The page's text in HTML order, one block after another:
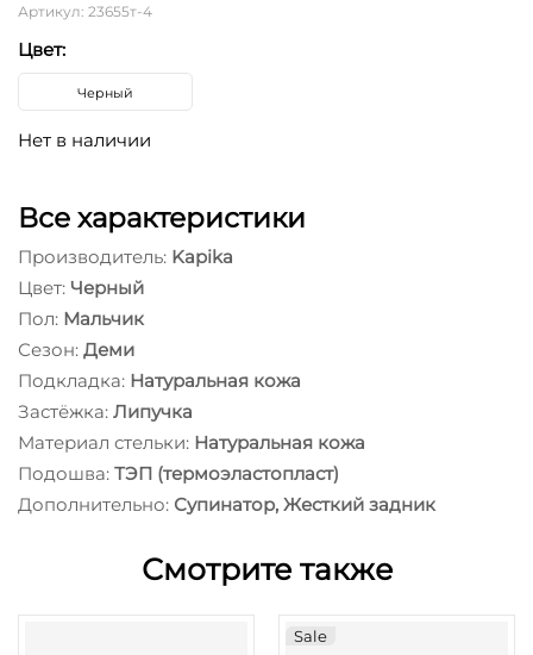
Артикул: 23655т-4
Цвет:
Черный
Нет в наличии
Все характеристики
Производитель: Kapika
Цвет: Черный
Пол: Мальчик
Сезон: Деми
Подкладка: Натуральная кожа
Застёжка: Липучка
Материал стельки: Натуральная кожа
Подошва: ТЭП (термоэластопласт)
Дополнительно: Супинатор, Жесткий задник
Смотрите также
Sale